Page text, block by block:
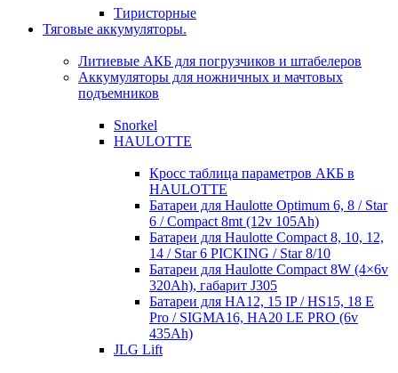
Тиристорные
Тяговые аккумуляторы.
Литиевые АКБ для погрузчиков и штабелеров
Аккумуляторы для ножничных и мачтовых
подъемников
Snorkel
HAULOTTE
Кросc таблица параметров АКБ в
HAULOTTE
Батареи для Haulotte Optimum 6, 8 / Star
6 / Compact 8mt (12v 105Ah)
Батареи для Haulotte Compact 8, 10, 12,
14 / Star 6 PICKING / Star 8/10
Батареи для Haulotte Compact 8W (4×6v
320Ah), габарит J305
Батареи для HA12, 15 IP / HS15, 18 E
Pro / SIGMA16, HA20 LE PRO (6v
435Ah)
JLG Lift